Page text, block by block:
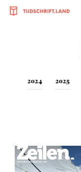
2024 2025